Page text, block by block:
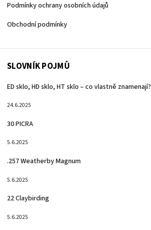
Podmínky ochrany osobních údajů
Obchodní podmínky
SLOVNÍK POJMŮ
ED sklo, HD sklo, HT sklo – co vlastně znamenají?
24.6.2025
30 PICRA
5.6.2025
.257 Weatherby Magnum
5.6.2025
22 Claybirding
5.6.2025